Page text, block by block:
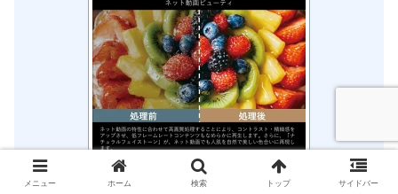
楽天で購入
メニュー ホーム 検索 トップ サイドバー